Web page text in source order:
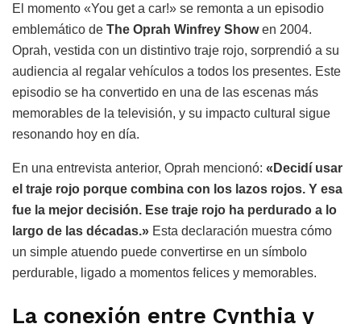
El momento «You get a car!» se remonta a un episodio
emblemático de The Oprah Winfrey Showen 2004.
Oprah, vestida con un distintivo traje rojo, sorprendió a su
audiencia al regalar vehículos a todos los presentes. Este
episodio se ha convertido en una de las escenas más
memorables de la televisión, y su impacto cultural sigue
resonando hoy en día.
En una entrevista anterior, Oprah mencionó: «Decidí usar
el traje rojo porque combina con los lazos rojos. Y esa
fue la mejor decisión. Ese traje rojo ha perdurado a lo
largo de las décadas.» Esta declaración muestra cómo
un simple atuendo puede convertirse en un símbolo
perdurable, ligado a momentos felices y memorables.
La conexión entre Cynthia y